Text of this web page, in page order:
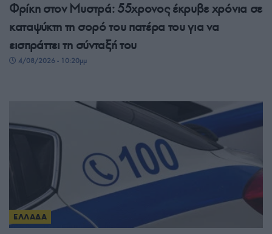
Φρίκη στον Μυστρά: 55χρονος έκρυβε χρόνια σε
καταψύκτη τη σορό του πατέρα του για να
εισπράττει τη σύνταξή του
4/08/2026 - 10:20μμ
ΕΛΛΑΔΑ